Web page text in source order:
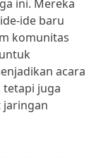
ini. Mereka
ide baru
komunitas
acara
tetapi juga